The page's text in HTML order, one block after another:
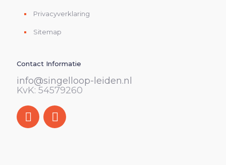
Privacyverklaring
Sitemap
Contact Informatie
info@singelloop-leiden.nl
KvK: 54579260